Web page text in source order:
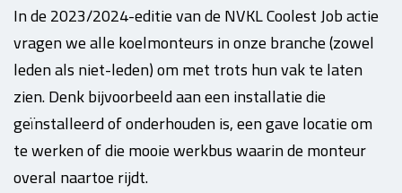
In de 2023/2024-editie van de NVKL Coolest Job actie
vragen we alle koelmonteurs in onze branche (zowel
leden als niet-leden) om met trots hun vak te laten
zien. Denk bijvoorbeeld aan een installatie die
geïnstalleerd of onderhouden is, een gave locatie om
te werken of die mooie werkbus waarin de monteur
overal naartoe rijdt.